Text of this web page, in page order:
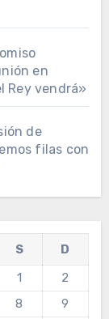
en
Rey vendrá»
de
filas con
S
D
1
2
8
9